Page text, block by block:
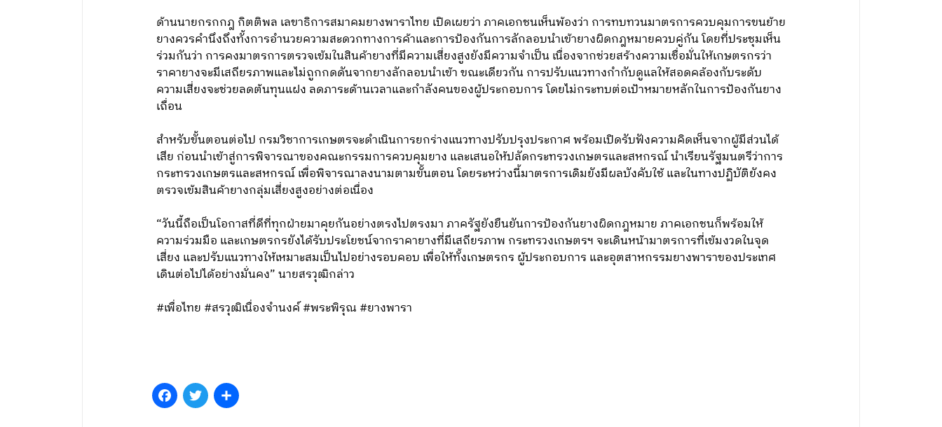
ด้านนายกรกกฎ กิตติพล เลขาธิการสมาคมยางพาราไทย เปิดเผยว่า ภาคเอกชนเห็นพ้องว่า การทบทวนมาตรการควบคุมการขนย้าย
ยางควรคำนึงถึงทั้งการอำนวยความสะดวกทางการค้าและการป้องกันการลักลอบนำเข้ายางผิดกฎหมายควบคู่กัน โดยที่ประชุมเห็น
ร่วมกันว่า การคงมาตรการตรวจเข้มในสินค้ายางที่มีความเสี่ยงสูงยังมีความจำเป็น เนื่องจากช่วยสร้างความเชื่อมั่นให้เกษตรกรว่า
ราคายางจะมีเสถียรภาพและไม่ถูกกดดันจากยางลักลอบนำเข้า ขณะเดียวกัน การปรับแนวทางกำกับดูแลให้สอดคล้องกับระดับ
ความเสี่ยงจะช่วยลดต้นทุนแฝง ลดภาระด้านเวลาและกำลังคนของผู้ประกอบการ โดยไม่กระทบต่อเป้าหมายหลักในการป้องกันยาง
เถื่อน
สำหรับขั้นตอนต่อไป กรมวิชาการเกษตรจะดำเนินการยกร่างแนวทางปรับปรุงประกาศ พร้อมเปิดรับฟังความคิดเห็นจากผู้มีส่วนได้
เสีย ก่อนนำเข้าสู่การพิจารณาของคณะกรรมการควบคุมยาง และเสนอให้ปลัดกระทรวงเกษตรและสหกรณ์ นำเรียนรัฐมนตรีว่าการ
กระทรวงเกษตรและสหกรณ์ เพื่อพิจารณาลงนามตามขั้นตอน โดยระหว่างนี้มาตรการเดิมยังมีผลบังคับใช้ และในทางปฏิบัติยังคง
ตรวจเข้มสินค้ายางกลุ่มเสี่ยงสูงอย่างต่อเนื่อง
“วันนี้ถือเป็นโอกาสที่ดีที่ทุกฝ่ายมาคุยกันอย่างตรงไปตรงมา ภาครัฐยังยืนยันการป้องกันยางผิดกฎหมาย ภาคเอกชนก็พร้อมให้
ความร่วมมือ และเกษตรกรยังได้รับประโยชน์จากราคายางที่มีเสถียรภาพ กระทรวงเกษตรฯ จะเดินหน้ามาตรการที่เข้มงวดในจุด
เสี่ยง และปรับแนวทางให้เหมาะสมเป็นไปอย่างรอบคอบ เพื่อให้ทั้งเกษตรกร ผู้ประกอบการ และอุตสาหกรรมยางพาราของประเทศ
เดินต่อไปได้อย่างมั่นคง” นายสรวุฒิกล่าว
#เพื่อไทย #สรวุฒิเนื่องจำนงค์ #พระพิรุณ #ยางพารา
Facebook
TwitterShare